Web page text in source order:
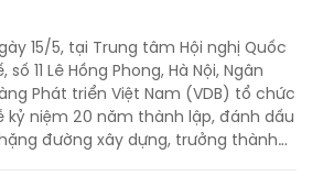
15/5, tại Trung tâm Hội nghị Quốc
số 11 Lê Hồng Phong, Hà Nội, Ngân
Phát triển Việt Nam (VDB) tổ chức
kỷ niệm 20 năm thành lập, đánh dấu
đường xây dựng, trưởng thành